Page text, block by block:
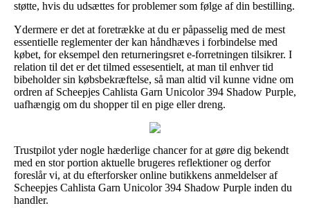
støtte, hvis du udsættes for problemer som følge af din bestilling.
Ydermere er det at foretrække at du er påpasselig med de mest
essentielle reglementer der kan håndhæves i forbindelse med
købet, for eksempel den returneringsret e-forretningen tilsikrer. I
relation til det er det tilmed essesentielt, at man til enhver tid
bibeholder sin købsbekræftelse, så man altid vil kunne vidne om
ordren af Scheepjes Cahlista Garn Unicolor 394 Shadow Purple,
uafhængig om du shopper til en pige eller dreng.
Trustpilot yder nogle hæderlige chancer for at gøre dig bekendt
med en stor portion aktuelle brugeres reflektioner og derfor
foreslår vi, at du efterforsker online butikkens anmeldelser af
Scheepjes Cahlista Garn Unicolor 394 Shadow Purple inden du
handler.